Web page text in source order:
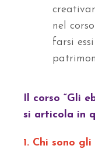
nel
farsi
Il corso “Gli
si articola in
1. Chi sono gli